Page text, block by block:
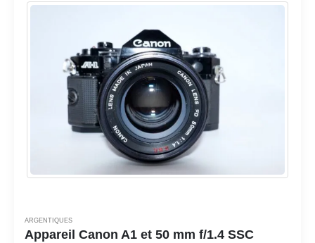
ARGENTIQUES
Appareil Canon A1 et 50 mm f/1.4 SSC